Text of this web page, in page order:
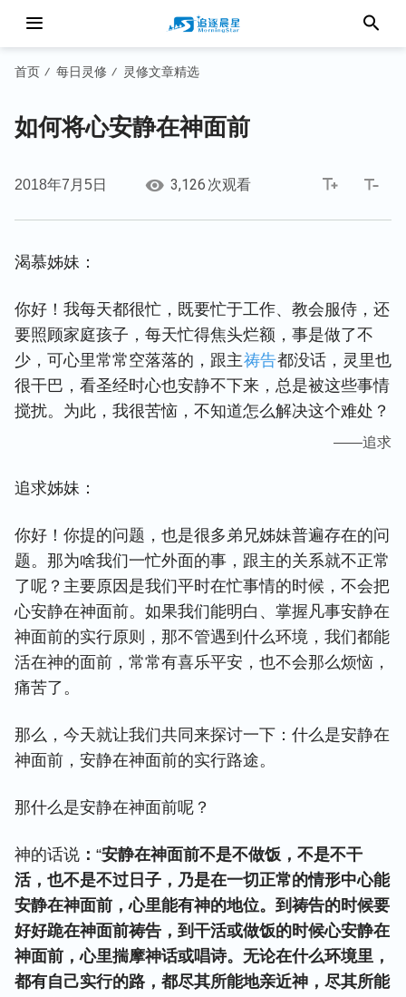
首页 / 每日灵修 / 灵修文章精选
如何将心安静在神面前
2018年7月5日 3,126 次观看
渴慕姊妹：
你好！我每天都很忙，既要忙于工作、教会服侍，还
要照顾家庭孩子，每天忙得焦头烂额，事是做了不
少，可心里常常空落落的，跟主祷告都没话，灵里也
很干巴，看圣经时心也安静不下来，总是被这些事情
搅扰。为此，我很苦恼，不知道怎么解决这个难处？
——追求
追求姊妹：
你好！你提的问题，也是很多弟兄姊妹普遍存在的问
题。那为啥我们一忙外面的事，跟主的关系就不正常
了呢？主要原因是我们平时在忙事情的时候，不会把
心安静在神面前。如果我们能明白、掌握凡事安静在
神面前的实行原则，那不管遇到什么环境，我们都能
活在神的面前，常常有喜乐平安，也不会那么烦恼，
痛苦了。
那么，今天就让我们共同来探讨一下：什么是安静在
神面前，安静在神面前的实行路途。
那什么是安静在神面前呢？
神的话说 ： “安静在神面前不是不做饭，不是不干
活，也不是不过日子，乃是在一切正常的情形中心能
安静在神面前，心里能有神的地位。到祷告的时候要
好好跪在神面前祷告，到干活或做饭的时候心安静在
神面前，心里揣摩神话或唱诗。无论在什么环境里，
都有自己实行的路，都尽其所能地亲近神，尽其所能